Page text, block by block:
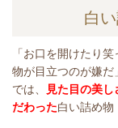
白
「お口を開けたり
物が目立つのが嫌
では、
見た目の美し
だわった白い詰め物